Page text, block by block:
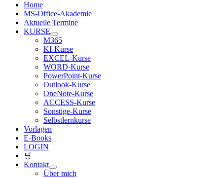
Home
MS-Office-Akademie
Aktuelle Termine
KURSE
M365
KI-Kurse
EXCEL-Kurse
WORD-Kurse
PowerPoint-Kurse
Outlook-Kurse
OneNote-Kurse
ACCESS-Kurse
Sonstige-Kurse
Selbstlernkurse
Vorlagen
E-Books
LOGIN
🛒
Kontakt
Über mich